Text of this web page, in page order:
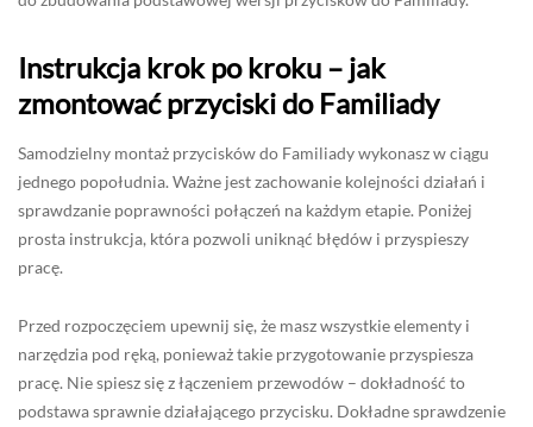
Instrukcja krok po kroku – jak
zmontować przyciski do Familiady
Samodzielny montaż przycisków do Familiady wykonasz w ciągu
jednego popołudnia. Ważne jest zachowanie kolejności działań i
sprawdzanie poprawności połączeń na każdym etapie. Poniżej
prosta instrukcja, która pozwoli uniknąć błędów i przyspieszy
pracę.
Przed rozpoczęciem upewnij się, że masz wszystkie elementy i
narzędzia pod ręką, ponieważ takie przygotowanie przyspiesza
pracę. Nie spiesz się z łączeniem przewodów – dokładność to
podstawa sprawnie działającego przycisku. Dokładne sprawdzenie